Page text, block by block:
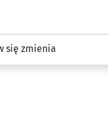
- miejskie
się zmienia